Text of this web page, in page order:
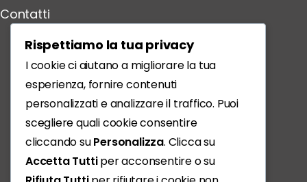
Contatti
Scarica l'App
Rispettiamo la tua privacy
I cookie ci aiutano a migliorare la tua
esperienza, fornire contenuti
personalizzati e analizzare il traffico. Puoi
scegliere quali cookie consentire
cliccando suPersonalizza. Clicca su
Accetta Tuttiper acconsentire o su